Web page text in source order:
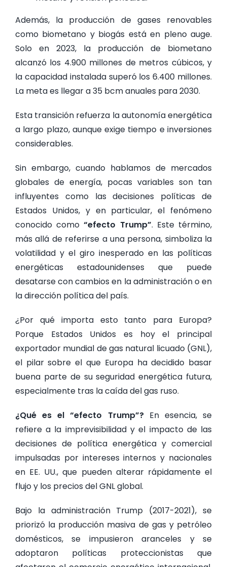
Además, la producción de gases renovables
como biometano y biogás está en pleno auge.
Solo en 2023, la producción de biometano
alcanzó los 4.900 millones de metros cúbicos, y
la capacidad instalada superó los 6.400 millones.
La meta es llegar a 35 bcm anuales para 2030.
Esta transición refuerza la autonomía energética
a largo plazo, aunque exige tiempo e inversiones
considerables.
Sin embargo, cuando hablamos de mercados
globales de energía, pocas variables son tan
influyentes como las decisiones políticas de
Estados Unidos, y en particular, el fenómeno
conocido como“efecto Trump”. Este término,
más allá de referirse a una persona, simboliza la
volatilidad y el giro inesperado en las políticas
energéticas estadounidenses que puede
desatarse con cambios en la administración o en
la dirección política del país.
¿Por qué importa esto tanto para Europa?
Porque Estados Unidos es hoy el principal
exportador mundial de gas natural licuado (GNL),
el pilar sobre el que Europa ha decidido basar
buena parte de su seguridad energética futura,
especialmente tras la caída del gas ruso.
¿Qué es el “efecto Trump”? En esencia, se
refiere a la imprevisibilidad y el impacto de las
decisiones de política energética y comercial
impulsadas por intereses internos y nacionales
en EE. UU., que pueden alterar rápidamente el
flujo y los precios del GNL global.
Bajo la administración Trump (2017-2021), se
priorizó la producción masiva de gas y petróleo
domésticos, se impusieron aranceles y se
adoptaron políticas proteccionistas que